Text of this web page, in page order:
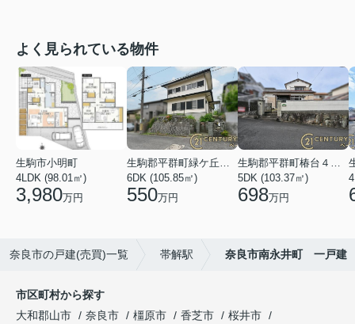
よく見られている物件
生駒市小明町
4LDK (98.01㎡)
3,980万円
6DK (105.85㎡)
550万円
5DK (103.37㎡)
698万円
奈良市の戸建(売買)一覧 帯解駅 奈良市南永井町 一戸建
市区町村から探す
大和郡山市
奈良市 橿原市 香芝市
桜井市